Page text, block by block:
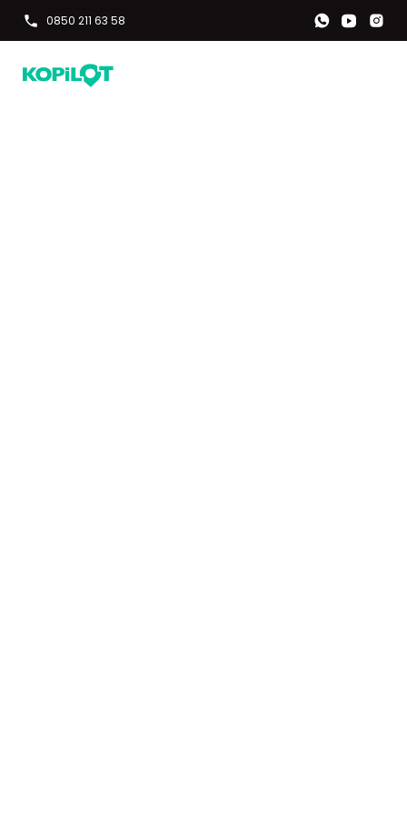
0850 211 63 58